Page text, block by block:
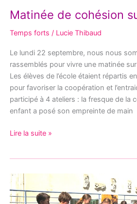
Matinée de cohésion
Temps forts / Lucie Thibaud
Le lundi 22 septembre, nous nous
rassemblés pour vivre une matinée
Les élèves de l’école étaient répartis
pour favoriser la coopération et
participé à 4 ateliers : la fresque de la
enfant a posé son empreinte de main
Matinée
cohésion
sur
paix
Lire la suite »
Notre
célébration
de